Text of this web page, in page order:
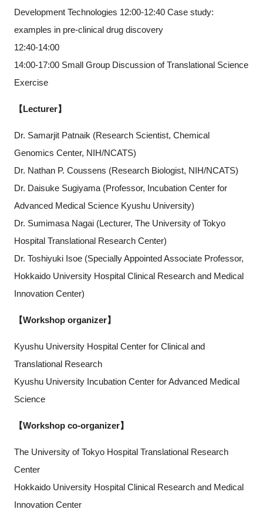
Development Technologies 12:00-12:40 Case study:
examples in pre-clinical drug discovery
12:40-14:00
14:00-17:00 Small Group Discussion of Translational Science
Exercise
【Lecturer】
Dr. Samarjit Patnaik (Research Scientist, Chemical
Genomics Center, NIH/NCATS)
Dr. Nathan P. Coussens (Research Biologist, NIH/NCATS)
Dr. Daisuke Sugiyama (Professor, Incubation Center for
Advanced Medical Science Kyushu University)
Dr. Sumimasa Nagai (Lecturer, The University of Tokyo
Hospital Translational Research Center)
Dr. Toshiyuki Isoe (Specially Appointed Associate Professor,
Hokkaido University Hospital Clinical Research and Medical
Innovation Center)
【Workshop organizer】
Kyushu University Hospital Center for Clinical and
Translational Research
Kyushu University Incubation Center for Advanced Medical
Science
【Workshop co-organizer】
The University of Tokyo Hospital Translational Research
Center
Hokkaido University Hospital Clinical Research and Medical
Innovation Center